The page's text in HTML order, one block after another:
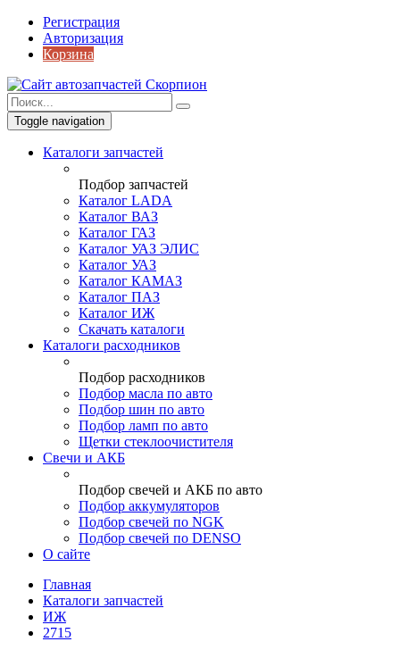
Регистрация
Авторизация
Корзина
Toggle navigation
Каталоги запчастей
Подбор запчастей
Каталог LADA
Каталог ВАЗ
Каталог ГАЗ
Каталог УАЗ ЭЛИС
Каталог УАЗ
Каталог КАМАЗ
Каталог ПАЗ
Каталог ИЖ
Скачать каталоги
Каталоги расходников
Подбор расходников
Подбор масла по авто
Подбор шин по авто
Подбор ламп по авто
Щетки стеклоочистителя
Свечи и АКБ
Подбор свечей и АКБ по авто
Подбор аккумуляторов
Подбор свечей по NGK
Подбор свечей по DENSO
О сайте
Главная
Каталоги запчастей
ИЖ
2715